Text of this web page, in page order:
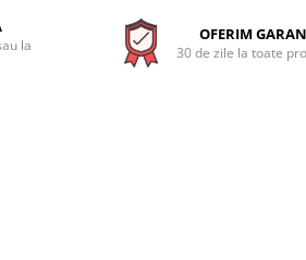
la
OFERIM
30 de zile la toate